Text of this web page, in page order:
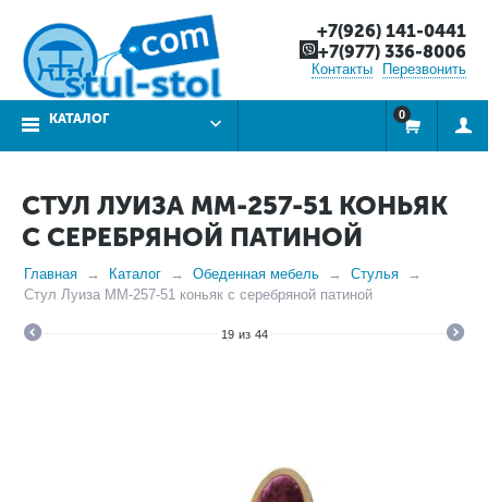
+7(926) 141-0441
+7(977) 336-8006
Контакты Перезвонить
КАТАЛОГ 0
СТУЛ ЛУИЗА ММ-257-51 КОНЬЯК
С СЕРЕБРЯНОЙ ПАТИНОЙ
Главная Каталог Обеденная мебель
Стулья
Стул Луиза ММ-257-51 коньяк с серебряной патиной
19 из 44